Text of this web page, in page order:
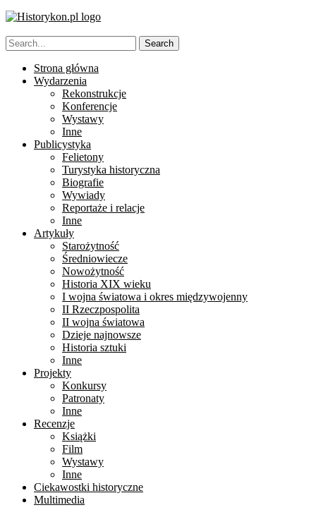
Strona główna
Wydarzenia
Rekonstrukcje
Konferencje
Wystawy
Inne
Publicystyka
Felietony
Turystyka historyczna
Biografie
Wywiady
Reportaże i relacje
Inne
Artykuły
Starożytność
Średniowiecze
Nowożytność
Historia XIX wieku
I wojna światowa i okres międzywojenny
II Rzeczpospolita
II wojna światowa
Dzieje najnowsze
Historia sztuki
Inne
Projekty
Konkursy
Patronaty
Inne
Recenzje
Książki
Film
Wystawy
Inne
Ciekawostki historyczne
Multimedia